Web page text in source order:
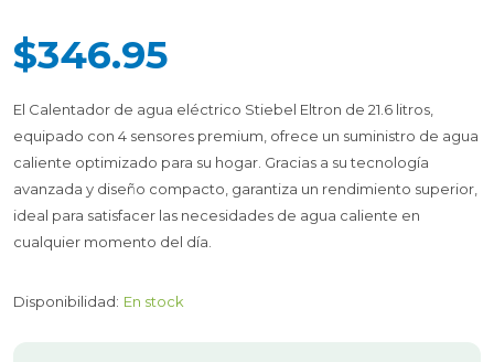
$346.95
El Calentador de agua eléctrico Stiebel Eltron de 21.6 litros,
equipado con 4 sensores premium, ofrece un suministro de agua
caliente optimizado para su hogar. Gracias a su tecnología
avanzada y diseño compacto, garantiza un rendimiento superior,
ideal para satisfacer las necesidades de agua caliente en
cualquier momento del día.
Disponibilidad: En stock